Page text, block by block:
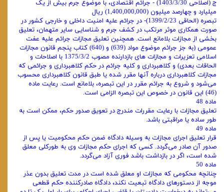
ج (اصلاحی 1403/3/30) - جرائم اقتصادی، با موضوع جرم بیش از یک
میلیارد و چهارصد میلیون (1,400,000,000) ریال
تبصره (الحاقی 1399/2/23)- در جرائم علیه امنیت داخلی و خارجی کشور در
صورت همکاری موثر مرتکب در کشف جرم و شناسایی سایر متهمان، تعلیق
بخشی از مجازات بلامانع است. همچنین تعلیق مجازات جرائم علیه عفت
عمومی (به جز جرائم موضوع مواد (639) و (640) کتاب پنجم قانون مجازات
اسلامی تعزیرات و مجازات‌ های بازدارنده مصوب 1375/3/2 با اصلاحات و
الحاقات بعدی) و کلاهبرداری و کلیه جرائم در حکم کلاهبرداری و جرائمی که
مجازات کلاهبرداری درباره آنها مقرر شده یا طبق قانون کلاهبرداری محسوب
می‌شود و شروع به جرائم مقرر در این تبصره، بلامانع است. رعایت ماده
(46) این قانون در خصوص این تبصره الزامی است.
ماده 48
تعلیق مجازات با رعایت مقررات مندرج در تعویق صدور حکم، ممکن است به
طور ساده یا مراقبتی باشد.
ماده 49
قرار تعلیق اجرای مجازات به وسیله دادگاه ضمن حکم محکومیت یا پس از
صدور آن صادر می‌گردد. کسی که اجرای حکم مجازات وی به طورکلی معلق
شده است، اگر در بازداشت باشد فوری آزاد می‌گردد.
ماده 50
چنانچه محکومی که مجازات او معلق شده است در مدت تعلیق بدون عذر
موجه از دستورهای دادگاه تبعیت نکند، دادگاه صادرکننده حکم قطعی